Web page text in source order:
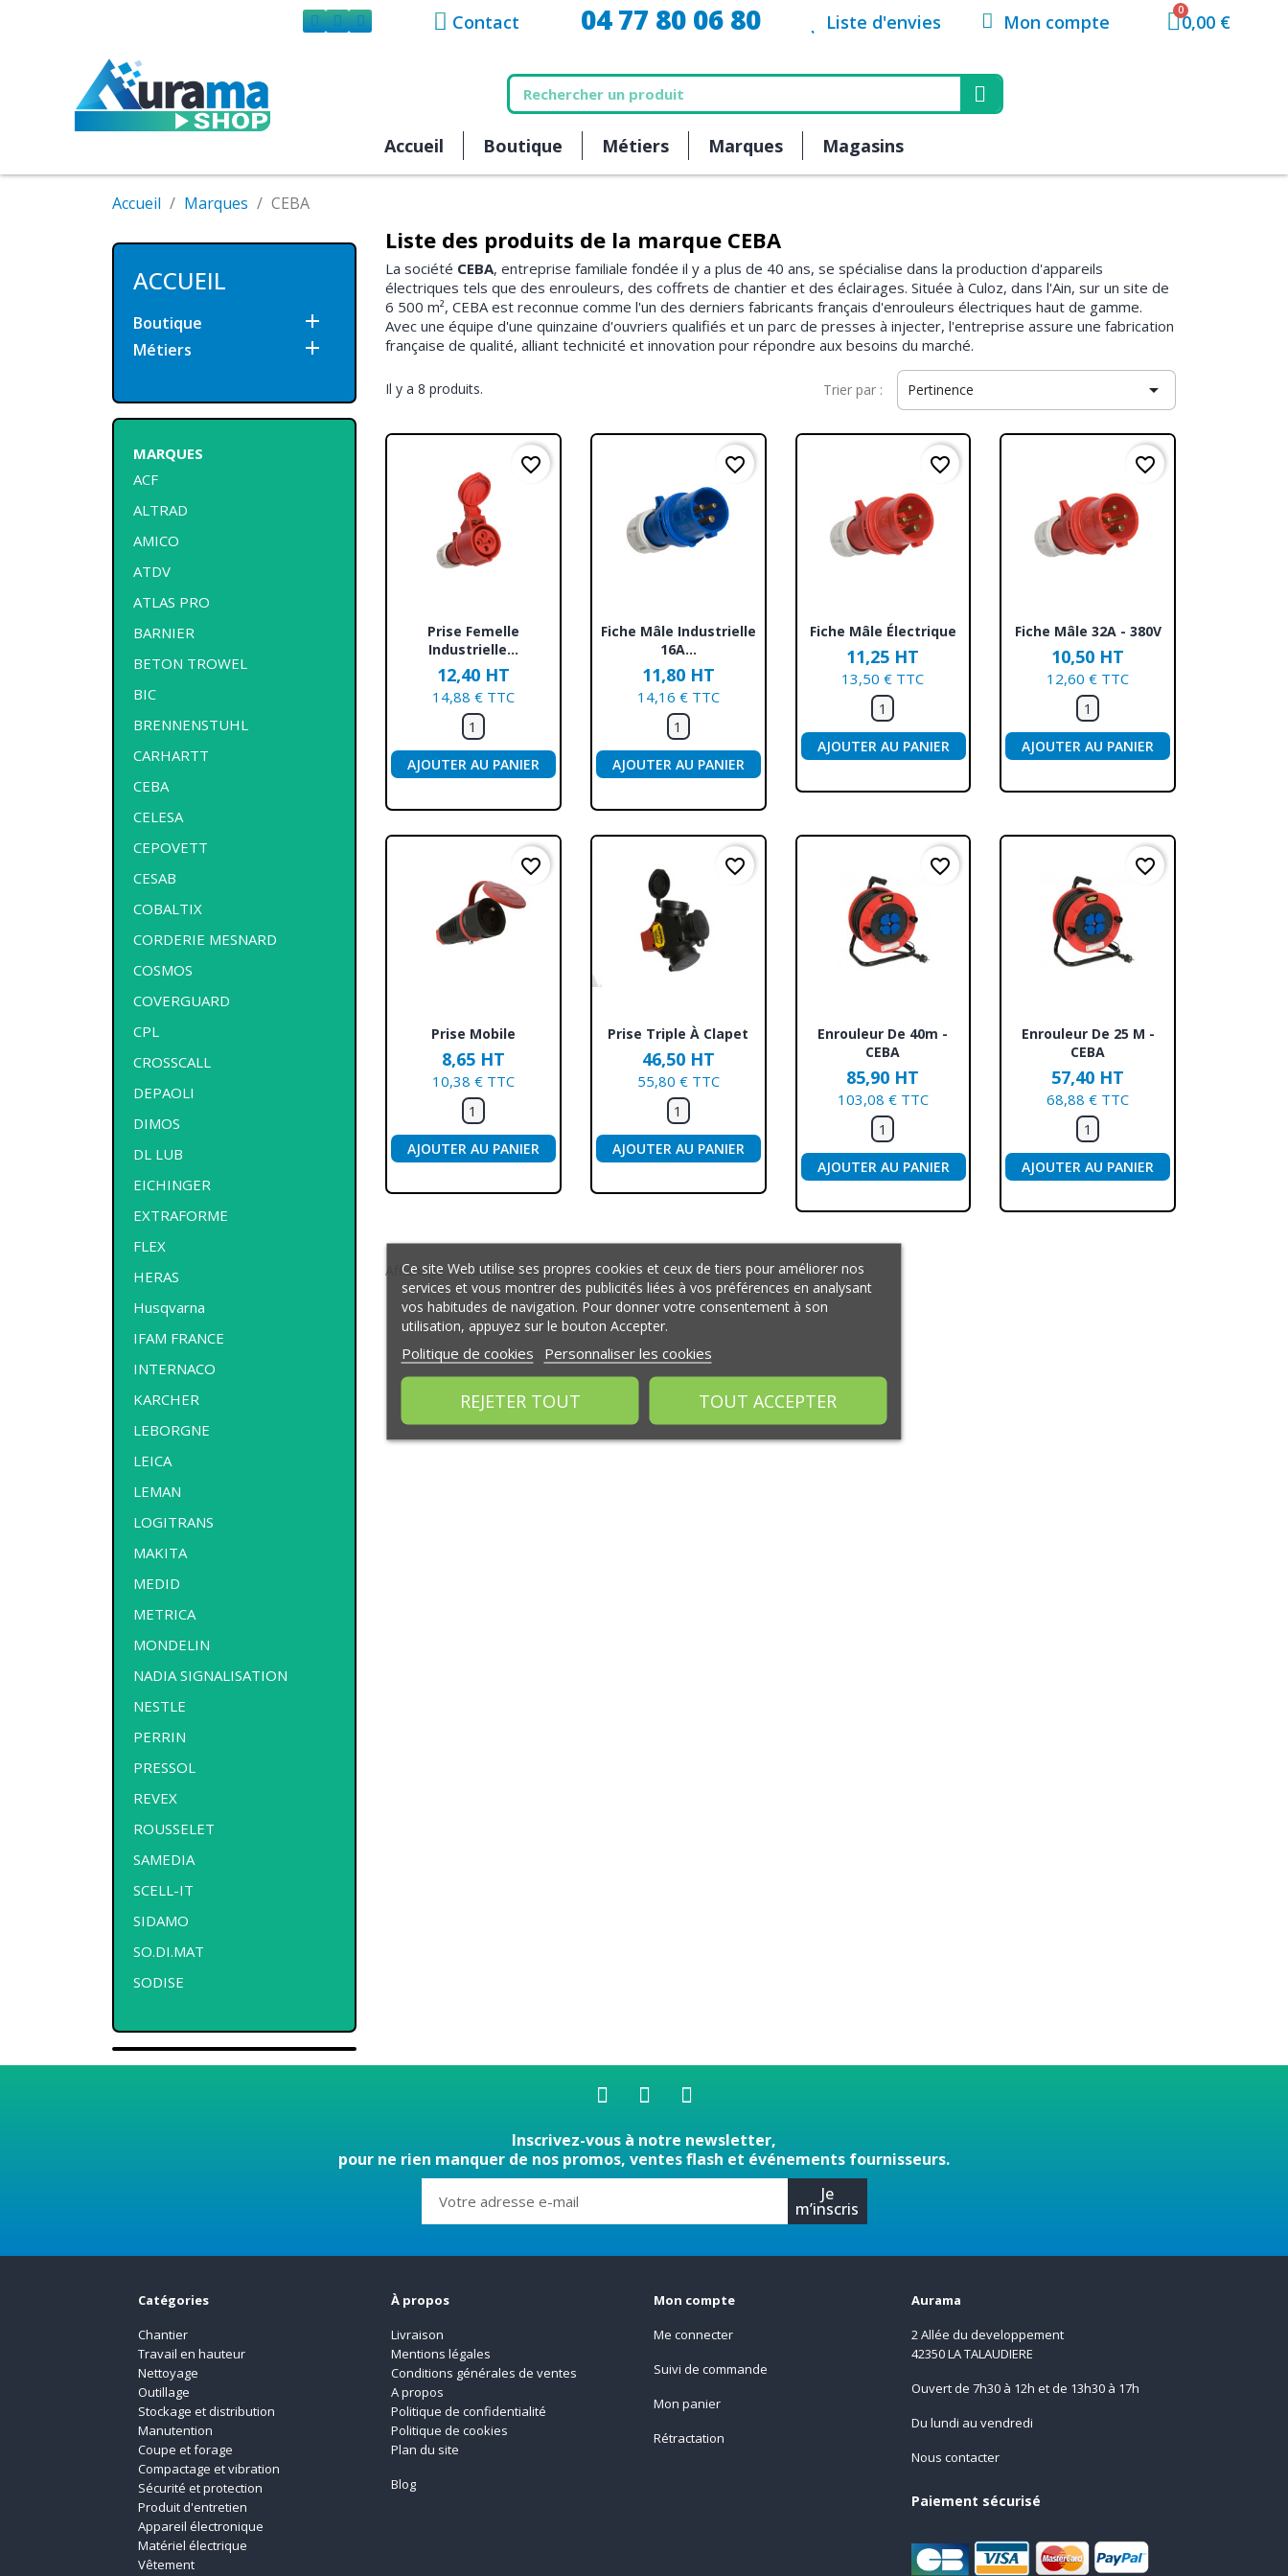
Contact 04 77 80 06 80 Liste d'envies Mon compte 0,00 €
Accueil Boutique Métiers Marques Magasins
Accueil Marques CEBA
ACCUEIL
Boutique 
Métiers 
MARQUES
ACF
ALTRAD
AMICO
ATDV
ATLAS PRO
BARNIER
BETON TROWEL
BIC
BRENNENSTUHL
CARHARTT
CEBA
CELESA
CEPOVETT
CESAB
COBALTIX
CORDERIE MESNARD
COSMOS
COVERGUARD
CPL
CROSSCALL
DEPAOLI
DIMOS
DL LUB
EICHINGER
EXTRAFORME
FLEX
HERAS
Husqvarna
IFAM FRANCE
INTERNACO
KARCHER
LEBORGNE
LEICA
LEMAN
LOGITRANS
MAKITA
MEDID
METRICA
MONDELIN
NADIA SIGNALISATION
NESTLE
PERRIN
PRESSOL
REVEX
ROUSSELET
SAMEDIA
SCELL-IT
SIDAMO
SO.DI.MAT
SODISE
Liste des produits de la marque CEBA
La société CEBA, entreprise familiale fondée il y a plus de 40 ans, se spécialise dans la production d'appareils
électriques tels que des enrouleurs, des coffrets de chantier et des éclairages. Située à Culoz, dans l'Ain, sur un site de
6 500 m², CEBA est reconnue comme l'un des derniers fabricants français d'enrouleurs électriques haut de gamme.
Avec une équipe d'une quinzaine d'ouvriers qualifiés et un parc de presses à injecter, l'entreprise assure une fabrication
française de qualité, alliant technicité et innovation pour répondre aux besoins du marché.
Il y a 8 produits. Trier par : Pertinence 
Aperçu rapide
Prise Femelle
Industrielle...
12,40 HT
14,88 € TTC
AJOUTER AU PANIER
favorite_border
 Aperçu rapide
Fiche Mâle Industrielle
16A...
11,80 HT
14,16 € TTC
AJOUTER AU PANIER
favorite_border
Aperçu rapide
Fiche Mâle Électrique
11,25 HT
13,50 € TTC
AJOUTER AU PANIER
favorite_border
Aperçu rapide
Fiche Mâle 32A - 380V
10,50 HT
12,60 € TTC
AJOUTER AU PANIER
favorite_border
Aperçu rapide
Prise Mobile
8,65 HT
10,38 € TTC
AJOUTER AU PANIER
favorite_border
Aperçu rapide
Prise Triple À Clapet
46,50 HT
55,80 € TTC
AJOUTER AU PANIER
favorite_border
Aperçu rapide
Enrouleur De 40m -
CEBA
85,90 HT
103,08 € TTC
AJOUTER AU PANIER
favorite_border
Aperçu rapide
Enrouleur De 25 M -
CEBA
57,40 HT
68,88 € TTC
AJOUTER AU PANIER
favorite_border
Affichage 1-8 de 8 article(s)
Inscrivez-vous à notre newsletter,
pour ne rien manquer de nos promos, ventes flash et événements fournisseurs.
Je
m’inscris
Catégories
Chantier
Travail en hauteur
Nettoyage
Outillage
Stockage et distribution
Manutention
Coupe et forage
Compactage et vibration
Sécurité et protection
Produit d'entretien
Appareil électronique
Matériel électrique
Vêtement
À propos
Livraison
Mentions légales
Conditions générales de ventes
A propos
Politique de confidentialité
Politique de cookies
Plan du site
Blog
Mon compte
Me connecter
Suivi de commande
Mon panier
Rétractation
Aurama
2 Allée du developpement
42350 LA TALAUDIERE
Ouvert de 7h30 à 12h et de 13h30 à 17h
Du lundi au vendredi
Nous contacter
Paiement sécurisé
Ce site Web utilise ses propres cookies et ceux de tiers pour améliorer nos
services et vous montrer des publicités liées à vos préférences en analysant
vos habitudes de navigation. Pour donner votre consentement à son
utilisation, appuyez sur le bouton Accepter.
Politique de cookies Personnaliser les cookies
REJETER TOUT TOUT ACCEPTER